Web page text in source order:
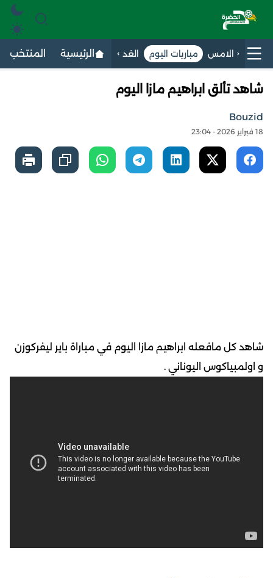
الامس مباريات اليوم الغد الرئيسية المنتخب
شاهد تألق ابراهيم مازا اليوم
Bouzid
18 فبراير 2026 - 23:04
شاهد كل مافعله ابراهيم مازا اليوم في مباراة باير ليفركوزن
و اولمبياكوس اليوناني .